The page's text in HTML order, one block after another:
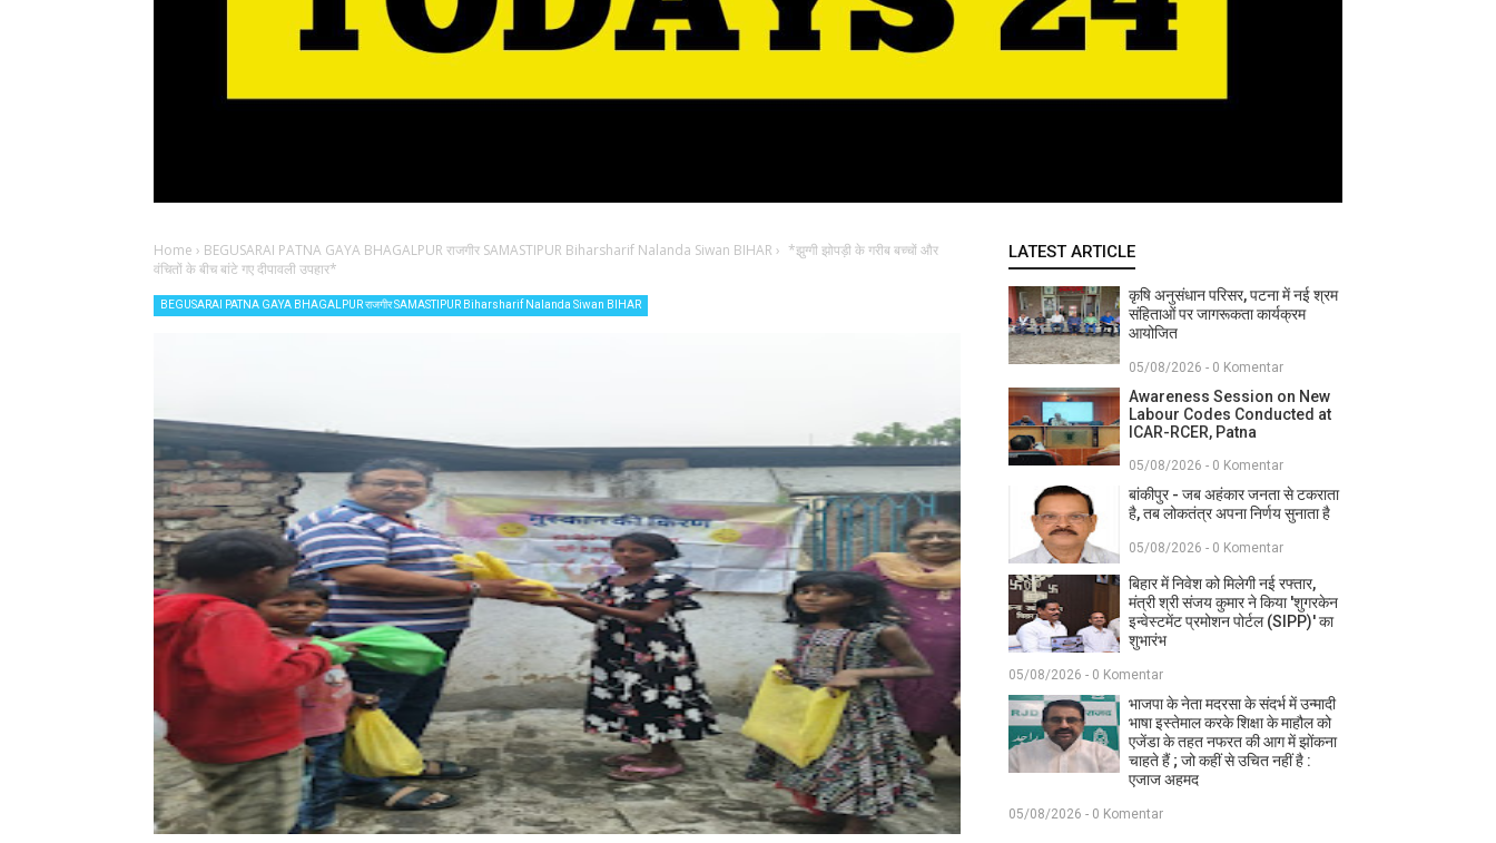
Home › BEGUSARAI PATNA GAYA BHAGALPUR राजगीर SAMASTIPUR Biharsharif Nalanda Siwan BIHAR › *झुग्गी झोपड़ी के गरीब बच्चों और
वंचितों के बीच बांटे गए दीपावली उपहार*
BEGUSARAI PATNA GAYA BHAGALPUR राजगीर SAMASTIPUR Biharsharif Nalanda Siwan BIHAR
LATEST ARTICLE
कृषि अनुसंधान परिसर, पटना में नई श्रम
संहिताओं पर जागरूकता कार्यक्रम
आयोजित
05/08/2026 - 0 Komentar
Awareness Session on New
Labour Codes Conducted at
ICAR-RCER, Patna
05/08/2026 - 0 Komentar
बांकीपुर - जब अहंकार जनता से टकराता
है, तब लोकतंत्र अपना निर्णय सुनाता है
05/08/2026 - 0 Komentar
बिहार में निवेश को मिलेगी नई रफ्तार,
मंत्री श्री संजय कुमार ने किया 'शुगरकेन
इन्वेस्टमेंट प्रमोशन पोर्टल (SIPP)' का
शुभारंभ
05/08/2026 - 0 Komentar
भाजपा के नेता मदरसा के संदर्भ में उन्मादी
भाषा इस्तेमाल करके शिक्षा के माहौल को
एजेंडा के तहत नफरत की आग में झोंकना
चाहते हैं ; जो कहीं से उचित नहीं है :
एजाज अहमद
05/08/2026 - 0 Komentar